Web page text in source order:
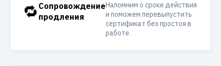
🔁 Сопровождение
продления
Напомним о сроке действия
и поможем перевыпустить
сертификат без простоя в
работе.